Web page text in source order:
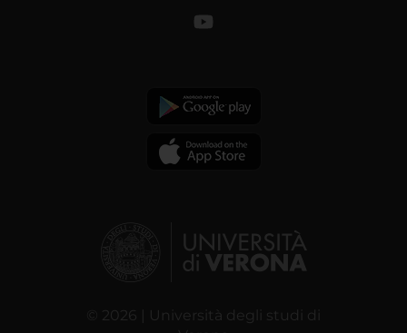
© 2026 | Università degli studi di